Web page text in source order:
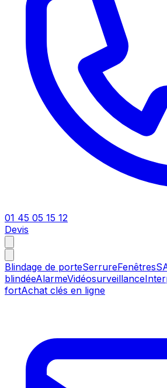
01 45 05 15 12
Devis
Blindage de porteSerrureFenêtres
blindéeAlarmeVidéosurveillance
fortAchat clés en ligne